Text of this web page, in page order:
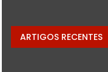
ARTIGOS RECENTES